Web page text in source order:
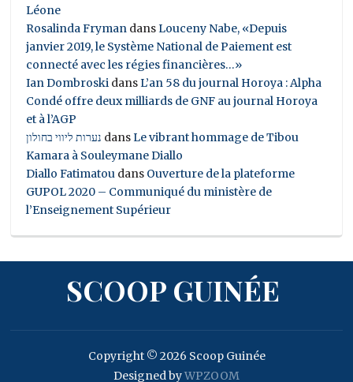
Léone
Rosalinda Fryman dansLouceny Nabe, «Depuis
janvier 2019, le Système National de Paiement est
connecté avec les régies financières…»
Ian Dombroski dansL’an 58 du journal Horoya : Alpha
Condé offre deux milliards de GNF au journal Horoya
et à l’AGP
נערות ליווי בחולון dansLe vibrant hommage de Tibou
Kamara à Souleymane Diallo
Diallo Fatimatou dans Ouverture de la plateforme
GUPOL 2020 – Communiqué du ministère de
l’Enseignement Supérieur
SCOOP GUINÉE
Copyright © 2026 Scoop Guinée
Designed byWPZOOM